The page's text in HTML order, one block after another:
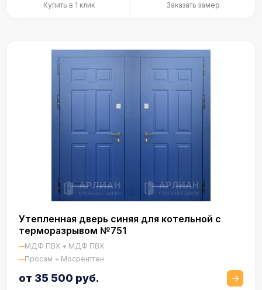
Купить в 1 клик Заказать замер
Утепленная дверь синяя для котельной с
терморазрывом №751
МДФ ПВХ + МДФ ПВХ
Просам + Мосрентген
от 35 500 руб.